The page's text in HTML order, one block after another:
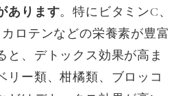
あります。特にビタミンC、
ロテンなどの栄養素が豊富
と、デトックス効果が高ま
リー類、柑橘類、ブロッコ